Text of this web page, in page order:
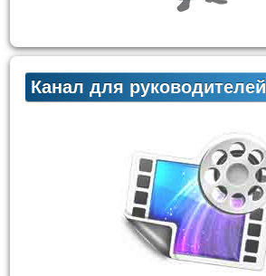
Канал для руководителей